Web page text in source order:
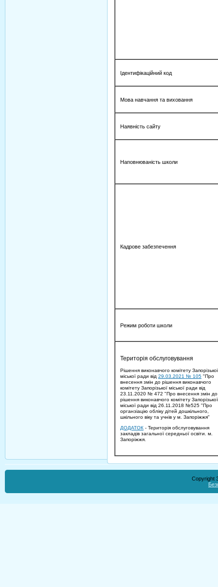
Ідентифікаційний код
Мова навчання та виховання
Наявність сайту
Наповнюваність школи
Кадрове забезпечення
Режим роботи школи
Територія обслуговування
Рішення виконавчого комітету Запорізької
міської ради від 29.03.2021 № 105 "Про
внесення змін до рішення виконавчого
комітету Запорізької міської ради від
23.11.2020 № 472 "Про внесення змін до
рішення виконавчого комітету Запорізької
міської ради від 26.11.2018 №525 "Про
органзіацію обліку дітей дошкільного,
шкільного віку та учнів у м. Запоріжжя"
ДОДАТОК - Територія обслуговування
закладів загальної середньої освіти. м.
Запоріжжя.
Copyright